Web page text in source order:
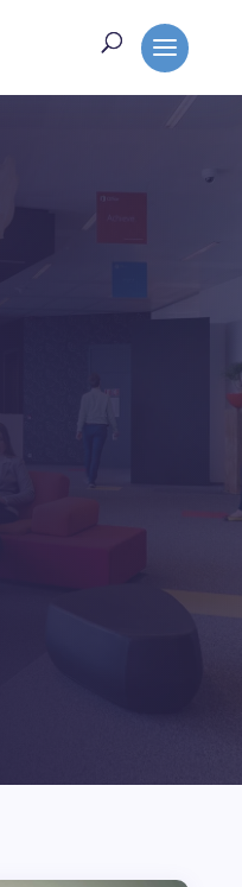
peu